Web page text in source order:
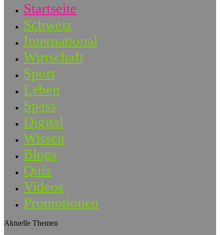
Startseite
Schweiz
International
Wirtschaft
Sport
Leben
Spass
Digital
Wissen
Blogs
Quiz
Videos
Promotionen
Aktuelle Themen